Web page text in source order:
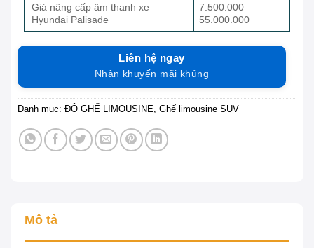
Giá nâng cấp âm thanh xe
Hyundai Palisade
7.500.000 –
55.000.000
Liên hệ ngay
Nhận khuyến mãi khủng
Danh mục: ĐỘ GHẾ LIMOUSINE Ghế limousine SUV
Mô tả